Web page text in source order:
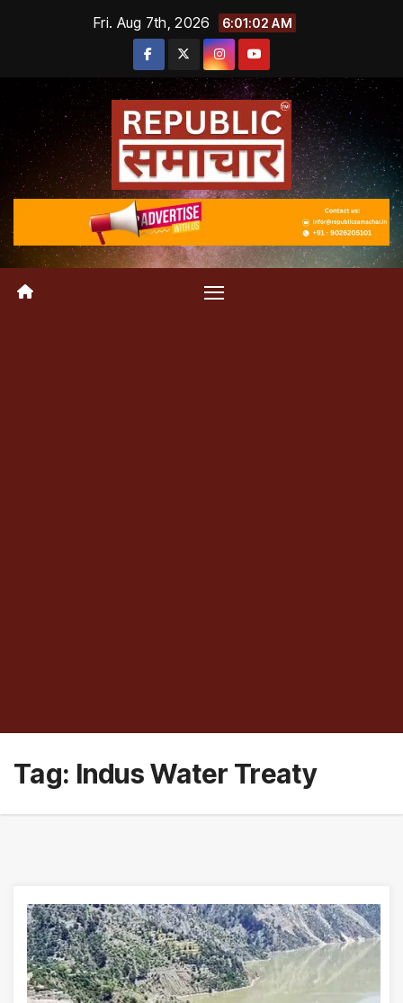
Fri. Aug 7th, 2026 6:01:02 AM
Tag: Indus Water Treaty